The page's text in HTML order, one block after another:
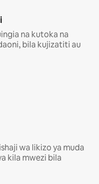
na kutoka na
bila kujizatiti au
wa likizo ya muda
kila mwezi bila